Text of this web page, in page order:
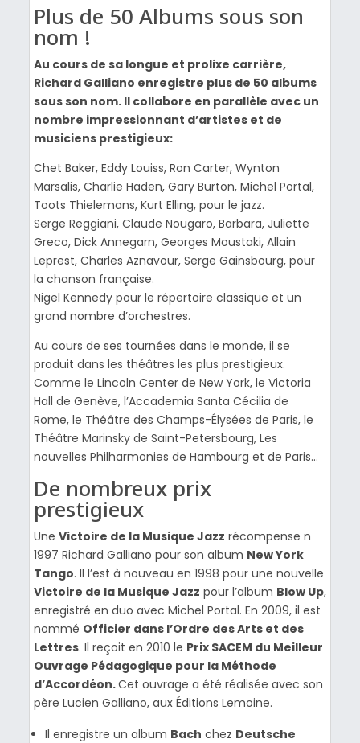
Plus de 50 Albums sous son
nom !
Au cours de sa longue et prolixe carrière,
Richard Galliano enregistre plus de 50 albums
sous son nom. Il collabore en parallèle avec un
nombre impressionnant d’artistes et de
musiciens prestigieux:
Chet Baker, Eddy Louiss, Ron Carter, Wynton
Marsalis, Charlie Haden, Gary Burton, Michel Portal,
Toots Thielemans, Kurt Elling, pour le jazz.
Serge Reggiani, Claude Nougaro, Barbara, Juliette
Greco, Dick Annegarn, Georges Moustaki, Allain
Leprest, Charles Aznavour, Serge Gainsbourg, pour
la chanson française.
Nigel Kennedy pour le répertoire classique et un
grand nombre d’orchestres.
Au cours de ses tournées dans le monde, il se
produit dans les théâtres les plus prestigieux.
Comme le Lincoln Center de New York, le Victoria
Hall de Genève, l’Accademia Santa Cécilia de
Rome, le Théâtre des Champs-Élysées de Paris, le
Théâtre Marinsky de Saint-Petersbourg, Les
nouvelles Philharmonies de Hambourg et de Paris…
De nombreux prix
prestigieux
Une Victoire de la Musique Jazz récompense n
1997 Richard Galliano pour son album New York
Tango. Il l’est à nouveau en 1998 pour une nouvelle
Victoire de la Musique Jazz pour l’album Blow Up,
enregistré en duo avec Michel Portal. En 2009, il est
nommé Officier dans l’Ordre des Arts et des
Lettres. Il reçoit en 2010 le Prix SACEM du Meilleur
Ouvrage Pédagogique pour la Méthode
d’Accordéon.Cet ouvrage a été réalisée avec son
père Lucien Galliano, aux Éditions Lemoine.
Il enregistre un album Bach chez Deutsche